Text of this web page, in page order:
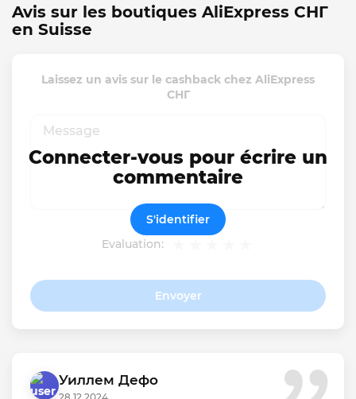
Avis sur les boutiques AliExpress СНГ
en Suisse
Laissez un avis sur le cashback chez AliExpress
СНГ
Evaluation:
Envoyer
Connecter-vous pour écrire un
commentaire
S'identifier
Уиллем Дефо